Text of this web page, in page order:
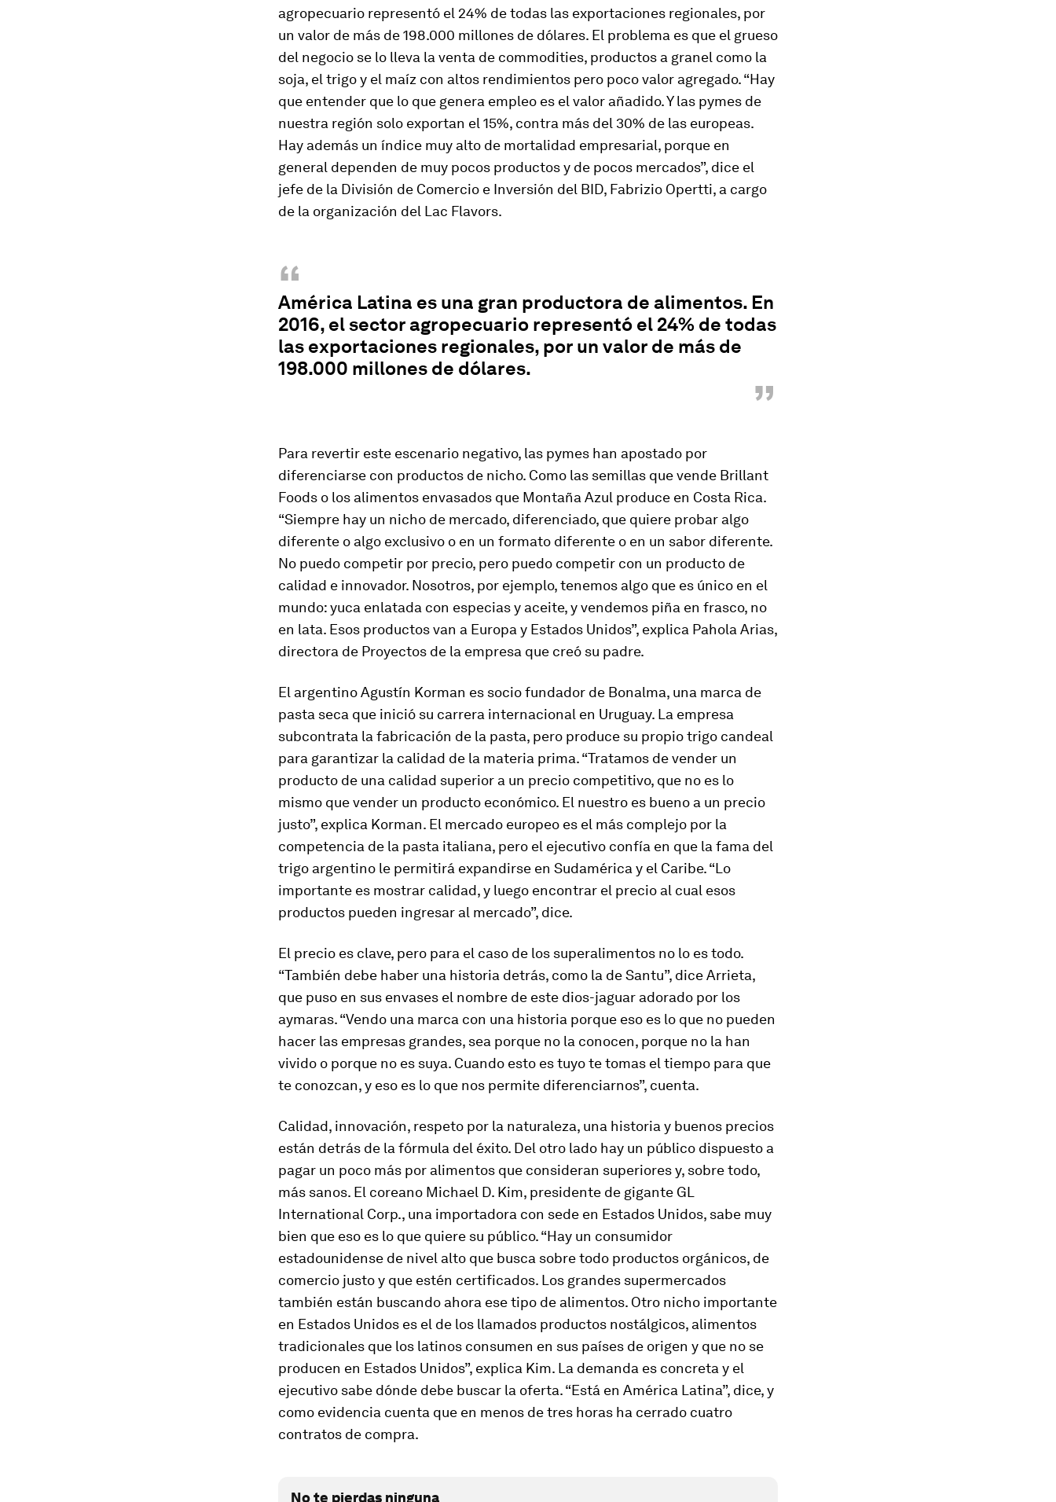
agropecuario representó el 24% de todas las exportaciones regionales, por
un valor de más de 198.000 millones de dólares. El problema es que el grueso
del negocio se lo lleva la venta de commodities, productos a granel como la
soja, el trigo y el maíz con altos rendimientos pero poco valor agregado. “Hay
que entender que lo que genera empleo es el valor añadido. Y las pymes de
nuestra región solo exportan el 15%, contra más del 30% de las europeas.
Hay además un índice muy alto de mortalidad empresarial, porque en
general dependen de muy pocos productos y de pocos mercados”, dice el
jefe de la División de Comercio e Inversión del BID, Fabrizio Opertti, a cargo
de la organización del Lac Flavors.
“
América Latina es una gran productora de alimentos. En
2016, el sector agropecuario representó el 24% de todas
las exportaciones regionales, por un valor de más de
198.000 millones de dólares.
”
Para revertir este escenario negativo, las pymes han apostado por
diferenciarse con productos de nicho. Como las semillas que vende Brillant
Foods o los alimentos envasados que Montaña Azul produce en Costa Rica.
“Siempre hay un nicho de mercado, diferenciado, que quiere probar algo
diferente o algo exclusivo o en un formato diferente o en un sabor diferente.
No puedo competir por precio, pero puedo competir con un producto de
calidad e innovador. Nosotros, por ejemplo, tenemos algo que es único en el
mundo: yuca enlatada con especias y aceite, y vendemos piña en frasco, no
en lata. Esos productos van a Europa y Estados Unidos”, explica Pahola Arias,
directora de Proyectos de la empresa que creó su padre.
El argentino Agustín Korman es socio fundador de Bonalma, una marca de
pasta seca que inició su carrera internacional en Uruguay. La empresa
subcontrata la fabricación de la pasta, pero produce su propio trigo candeal
para garantizar la calidad de la materia prima. “Tratamos de vender un
producto de una calidad superior a un precio competitivo, que no es lo
mismo que vender un producto económico. El nuestro es bueno a un precio
justo”, explica Korman. El mercado europeo es el más complejo por la
competencia de la pasta italiana, pero el ejecutivo confía en que la fama del
trigo argentino le permitirá expandirse en Sudamérica y el Caribe. “Lo
importante es mostrar calidad, y luego encontrar el precio al cual esos
productos pueden ingresar al mercado”, dice.
El precio es clave, pero para el caso de los superalimentos no lo es todo.
“También debe haber una historia detrás, como la de Santu”, dice Arrieta,
que puso en sus envases el nombre de este dios-jaguar adorado por los
aymaras. “Vendo una marca con una historia porque eso es lo que no pueden
hacer las empresas grandes, sea porque no la conocen, porque no la han
vivido o porque no es suya. Cuando esto es tuyo te tomas el tiempo para que
te conozcan, y eso es lo que nos permite diferenciarnos”, cuenta.
Calidad, innovación, respeto por la naturaleza, una historia y buenos precios
están detrás de la fórmula del éxito. Del otro lado hay un público dispuesto a
pagar un poco más por alimentos que consideran superiores y, sobre todo,
más sanos. El coreano Michael D. Kim, presidente de gigante GL
International Corp., una importadora con sede en Estados Unidos, sabe muy
bien que eso es lo que quiere su público. “Hay un consumidor
estadounidense de nivel alto que busca sobre todo productos orgánicos, de
comercio justo y que estén certificados. Los grandes supermercados
también están buscando ahora ese tipo de alimentos. Otro nicho importante
en Estados Unidos es el de los llamados productos nostálgicos, alimentos
tradicionales que los latinos consumen en sus países de origen y que no se
producen en Estados Unidos”, explica Kim. La demanda es concreta y el
ejecutivo sabe dónde debe buscar la oferta. “Está en América Latina”, dice, y
como evidencia cuenta que en menos de tres horas ha cerrado cuatro
contratos de compra.
No te pierdas ninguna